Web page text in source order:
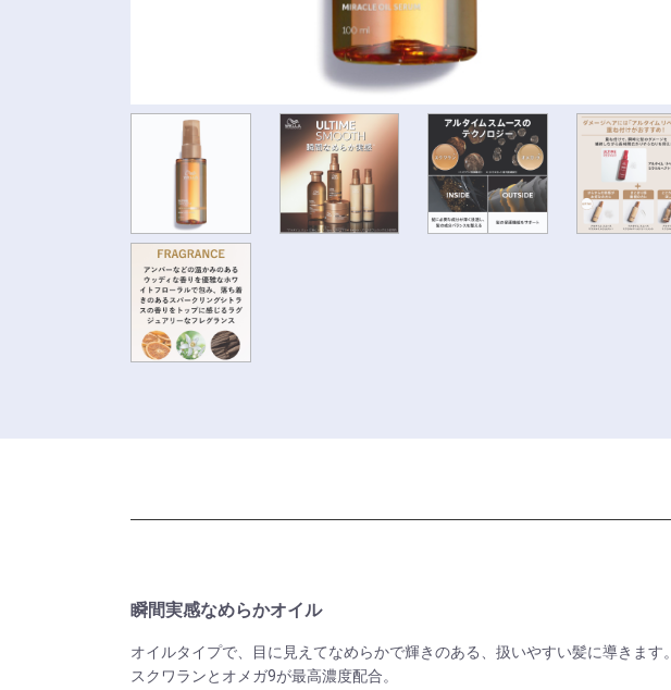
瞬間実感なめらかオイル
オイルタイプで、目に見えてなめらかで輝きのある、扱いやすい髪に導きます。
スクワランとオメガ9が最高濃度配合。